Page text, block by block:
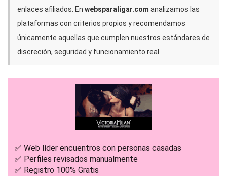
enlaces afiliados. En websparaligar.com analizamos las
plataformas con criterios propios y recomendamos
únicamente aquellas que cumplen nuestros estándares de
discreción, seguridad y funcionamiento real.
✅ Web líder encuentros con personas casadas
✅ Perfiles revisados manualmente
✅ Registro 100% Gratis